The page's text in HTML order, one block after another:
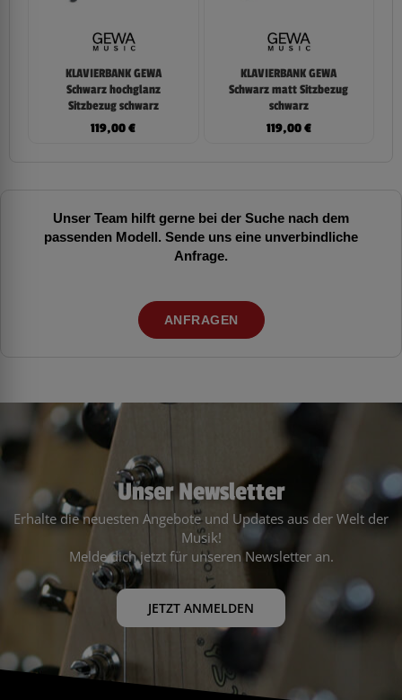
KLAVIERBANK GEWA
Schwarz hochglanz
Sitzbezug schwarz
119,00€
KLAVIERBANK GEWA
Schwarz matt Sitzbezug
schwarz
119,00€
Unser Team hilft gerne bei der Suche nach dem
passenden Modell. Sende uns eine unverbindliche
Anfrage.
ANFRAGEN
Unser Newsletter
Erhalte die neuesten Angebote und Updates aus der Welt der
Musik!
Melde dich jetzt für unseren Newsletter an.
JETZT ANMELDEN